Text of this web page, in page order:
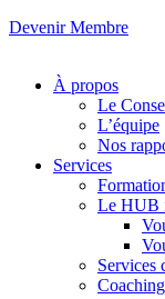
Devenir Membre
À propos
Le
L’équipe
Nos
Services
Le HUB
Services